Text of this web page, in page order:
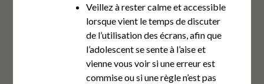
Veillez à rester calme et accessible
lorsque vient le temps de discuter
de l’utilisation des écrans, afin que
l’adolescent se sente à l’aise et
vienne vous voir si une erreur est
commise ou si une règle n’est pas